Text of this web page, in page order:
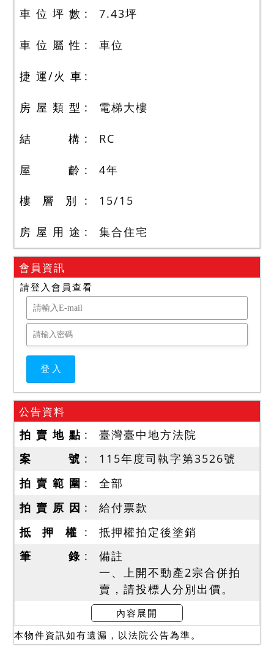
車 位 坪 數 7.43坪
車 位 屬 性 車位
捷 運/火 車
房 屋 類 型 電梯大樓
結 構 RC
屋 齡 4年
樓 層 別 15/15
房 屋 用 途 集合住宅
會員資訊
請登入會員查看
公告資料
拍 賣 地 點
臺灣臺中地方法院
案 號
115年度司執字第3526號
拍 賣 範 圍
全部
拍 賣 原 因
給付票款
抵 押 權
抵押權拍定後塗銷
筆 錄
備註
一、上開不動產2宗合併拍
賣，請投標人分別出價。
二、拍賣最低價額合計新台
幣：8,800,000元，以總價
最高者得標。
內容展開
本物件資訊如有遺漏，以法院公告為準。